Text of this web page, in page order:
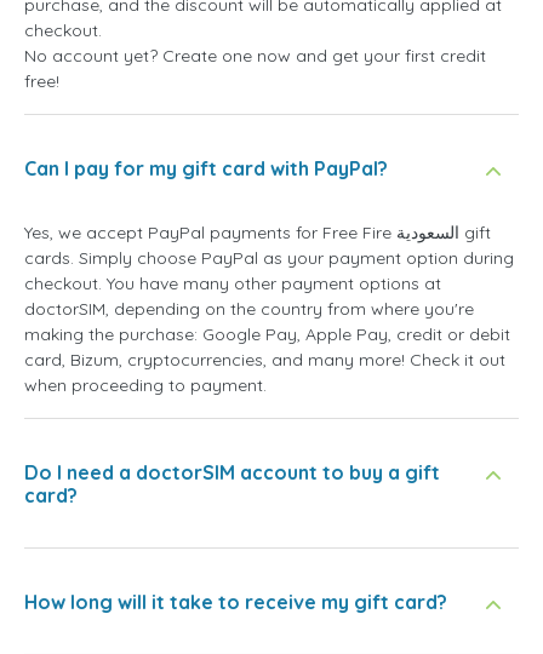
checkout.
No account yet? Create one now and get your first credit
free!
Can I pay for my gift card with PayPal?
Yes, we accept PayPal payments for Free Fire السعودية gift
cards. Simply choose PayPal as your payment option during
checkout. You have many other payment options at
doctorSIM, depending on the country from where you're
making the purchase: Google Pay, Apple Pay, credit or debit
card, Bizum, cryptocurrencies, and many more! Check it out
when proceeding to payment.
Do I need a doctorSIM account to buy a gift
card?
How long will it take to receive my gift card?